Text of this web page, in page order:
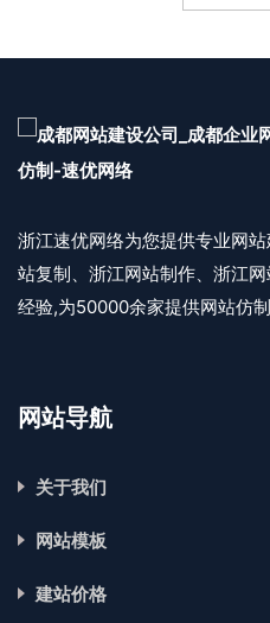
浙江速优网络为您提供专业网
站复制、浙江网站制作、浙江
经验,为50000余家提供网站仿制
网站导航
关于我们
网站模板
建站价格